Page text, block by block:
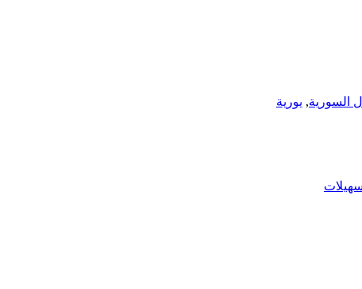
السورية, يورية